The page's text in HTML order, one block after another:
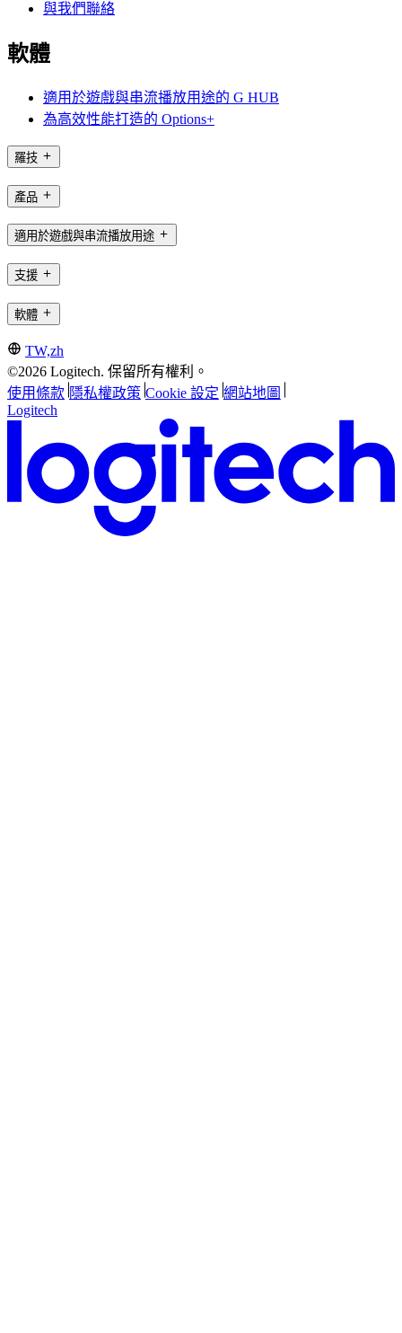
與我們聯絡
軟體
適用於遊戲與串流播放用途的 G HUB
為高效性能打造的 Options+
羅技
產品
適用於遊戲與串流播放用途
支援
軟體
TW,zh
©2026 Logitech. 保留所有權利。
使用條款 隱私權政策 Cookie 設定 網站地圖
Logitech